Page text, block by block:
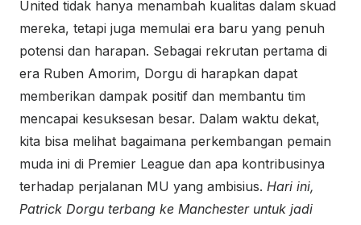
United tidak hanya menambah kualitas dalam skuad
mereka, tetapi juga memulai era baru yang penuh
potensi dan harapan. Sebagai rekrutan pertama di
era Ruben Amorim, Dorgu di harapkan dapat
memberikan dampak positif dan membantu tim
mencapai kesuksesan besar. Dalam waktu dekat,
kita bisa melihat bagaimana perkembangan pemain
muda ini di Premier League dan apa kontribusinya
terhadap perjalanan MU yang ambisius. Hari ini,
Patrick Dorgu terbang ke Manchester untuk jadi